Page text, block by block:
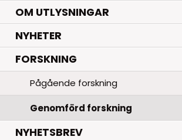
OM UTLYSNINGAR
NYHETER.
FORSKNING.
Pågående forskning
Genomförd forskning
NYHETSBREV